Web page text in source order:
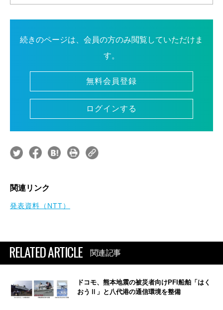
続きのページは、会員の方のみ閲覧していただけま
す。
無料会員登録
ログインする
関連リンク
発表資料（NTT）
RELATED ARTICLE 関連記事
ドコモ、熊本地震の被災者向けPFI船舶「はく
おうⅡ」と八代港の通信環境を整備